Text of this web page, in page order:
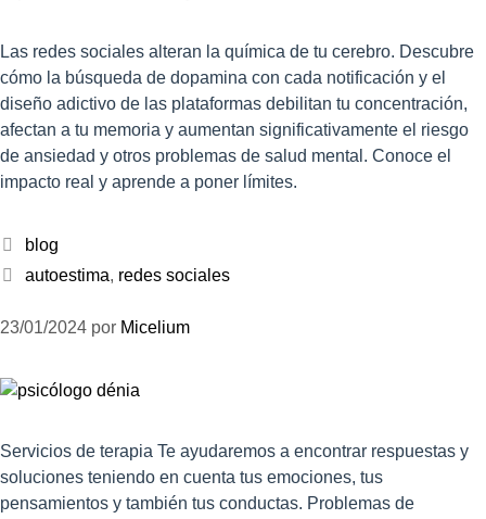
Las redes sociales alteran la química de tu cerebro. Descubre
cómo la búsqueda de dopamina con cada notificación y el
diseño adictivo de las plataformas debilitan tu concentración,
afectan a tu memoria y aumentan significativamente el riesgo
de ansiedad y otros problemas de salud mental. Conoce el
impacto real y aprende a poner límites.
blog
autoestima, redes sociales
23/01/2024 por Micelium
Servicios de terapia Te ayudaremos a encontrar respuestas y
soluciones teniendo en cuenta tus emociones, tus
pensamientos y también tus conductas. Problemas de